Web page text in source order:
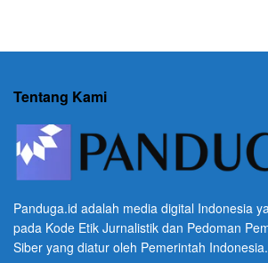
Tentang Kami
Panduga.id adalah media digital Indonesia
pada Kode Etik Jurnalistik dan Pedoman
Siber yang diatur oleh Pemerintah Indonesia.